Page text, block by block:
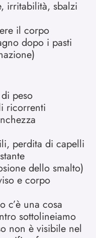
irritabilità, sbalzi
il corpo
dopo i pasti
peso
ricorrenti
perdita di capelli
dello smalto)
e corpo
c’è una cosa
sottolineiamo
non è visibile nel